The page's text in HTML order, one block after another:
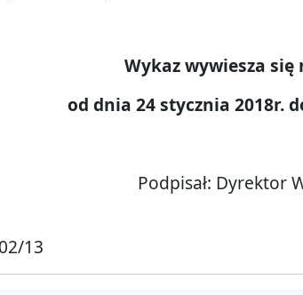
Wykaz wywiesza się
od dnia 24 stycznia 2018r.
Podpisał: Dyrektor
13